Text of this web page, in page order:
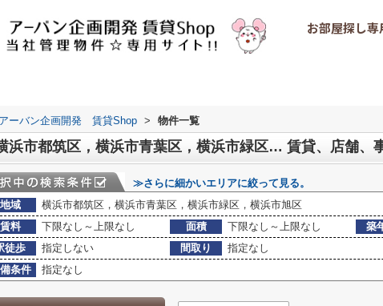
お部屋探し専
ーバン企画開発 賃貸Shop > 物件一覧
浜市都筑区，横浜市青葉区，横浜市緑区… 賃貸、店舗、
≫さらに細かいエリアに絞って見る。
地域
横浜市都筑区，横浜市青葉区，横浜市緑区，横浜市旭区
賃料
下限なし～上限なし 面積 下限なし～上限なし 築
徒歩
指定しない 間取り
指定なし
条件
指定なし